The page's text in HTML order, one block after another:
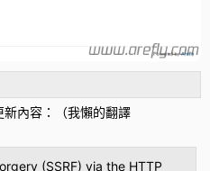
內容：（我懶的翻譯
(SSRF) via the HTTP